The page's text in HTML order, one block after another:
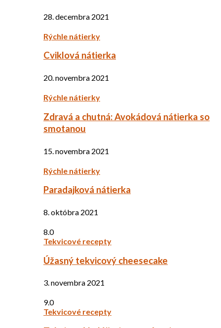
28. decembra 2021
Rýchle nátierky
Cviklová nátierka
20. novembra 2021
Rýchle nátierky
Zdravá a chutná: Avokádová nátierka so
smotanou
15. novembra 2021
Rýchle nátierky
Paradajková nátierka
8. októbra 2021
8.0
Tekvicové recepty
Úžasný tekvicový cheesecake
3. novembra 2021
9.0
Tekvicové recepty